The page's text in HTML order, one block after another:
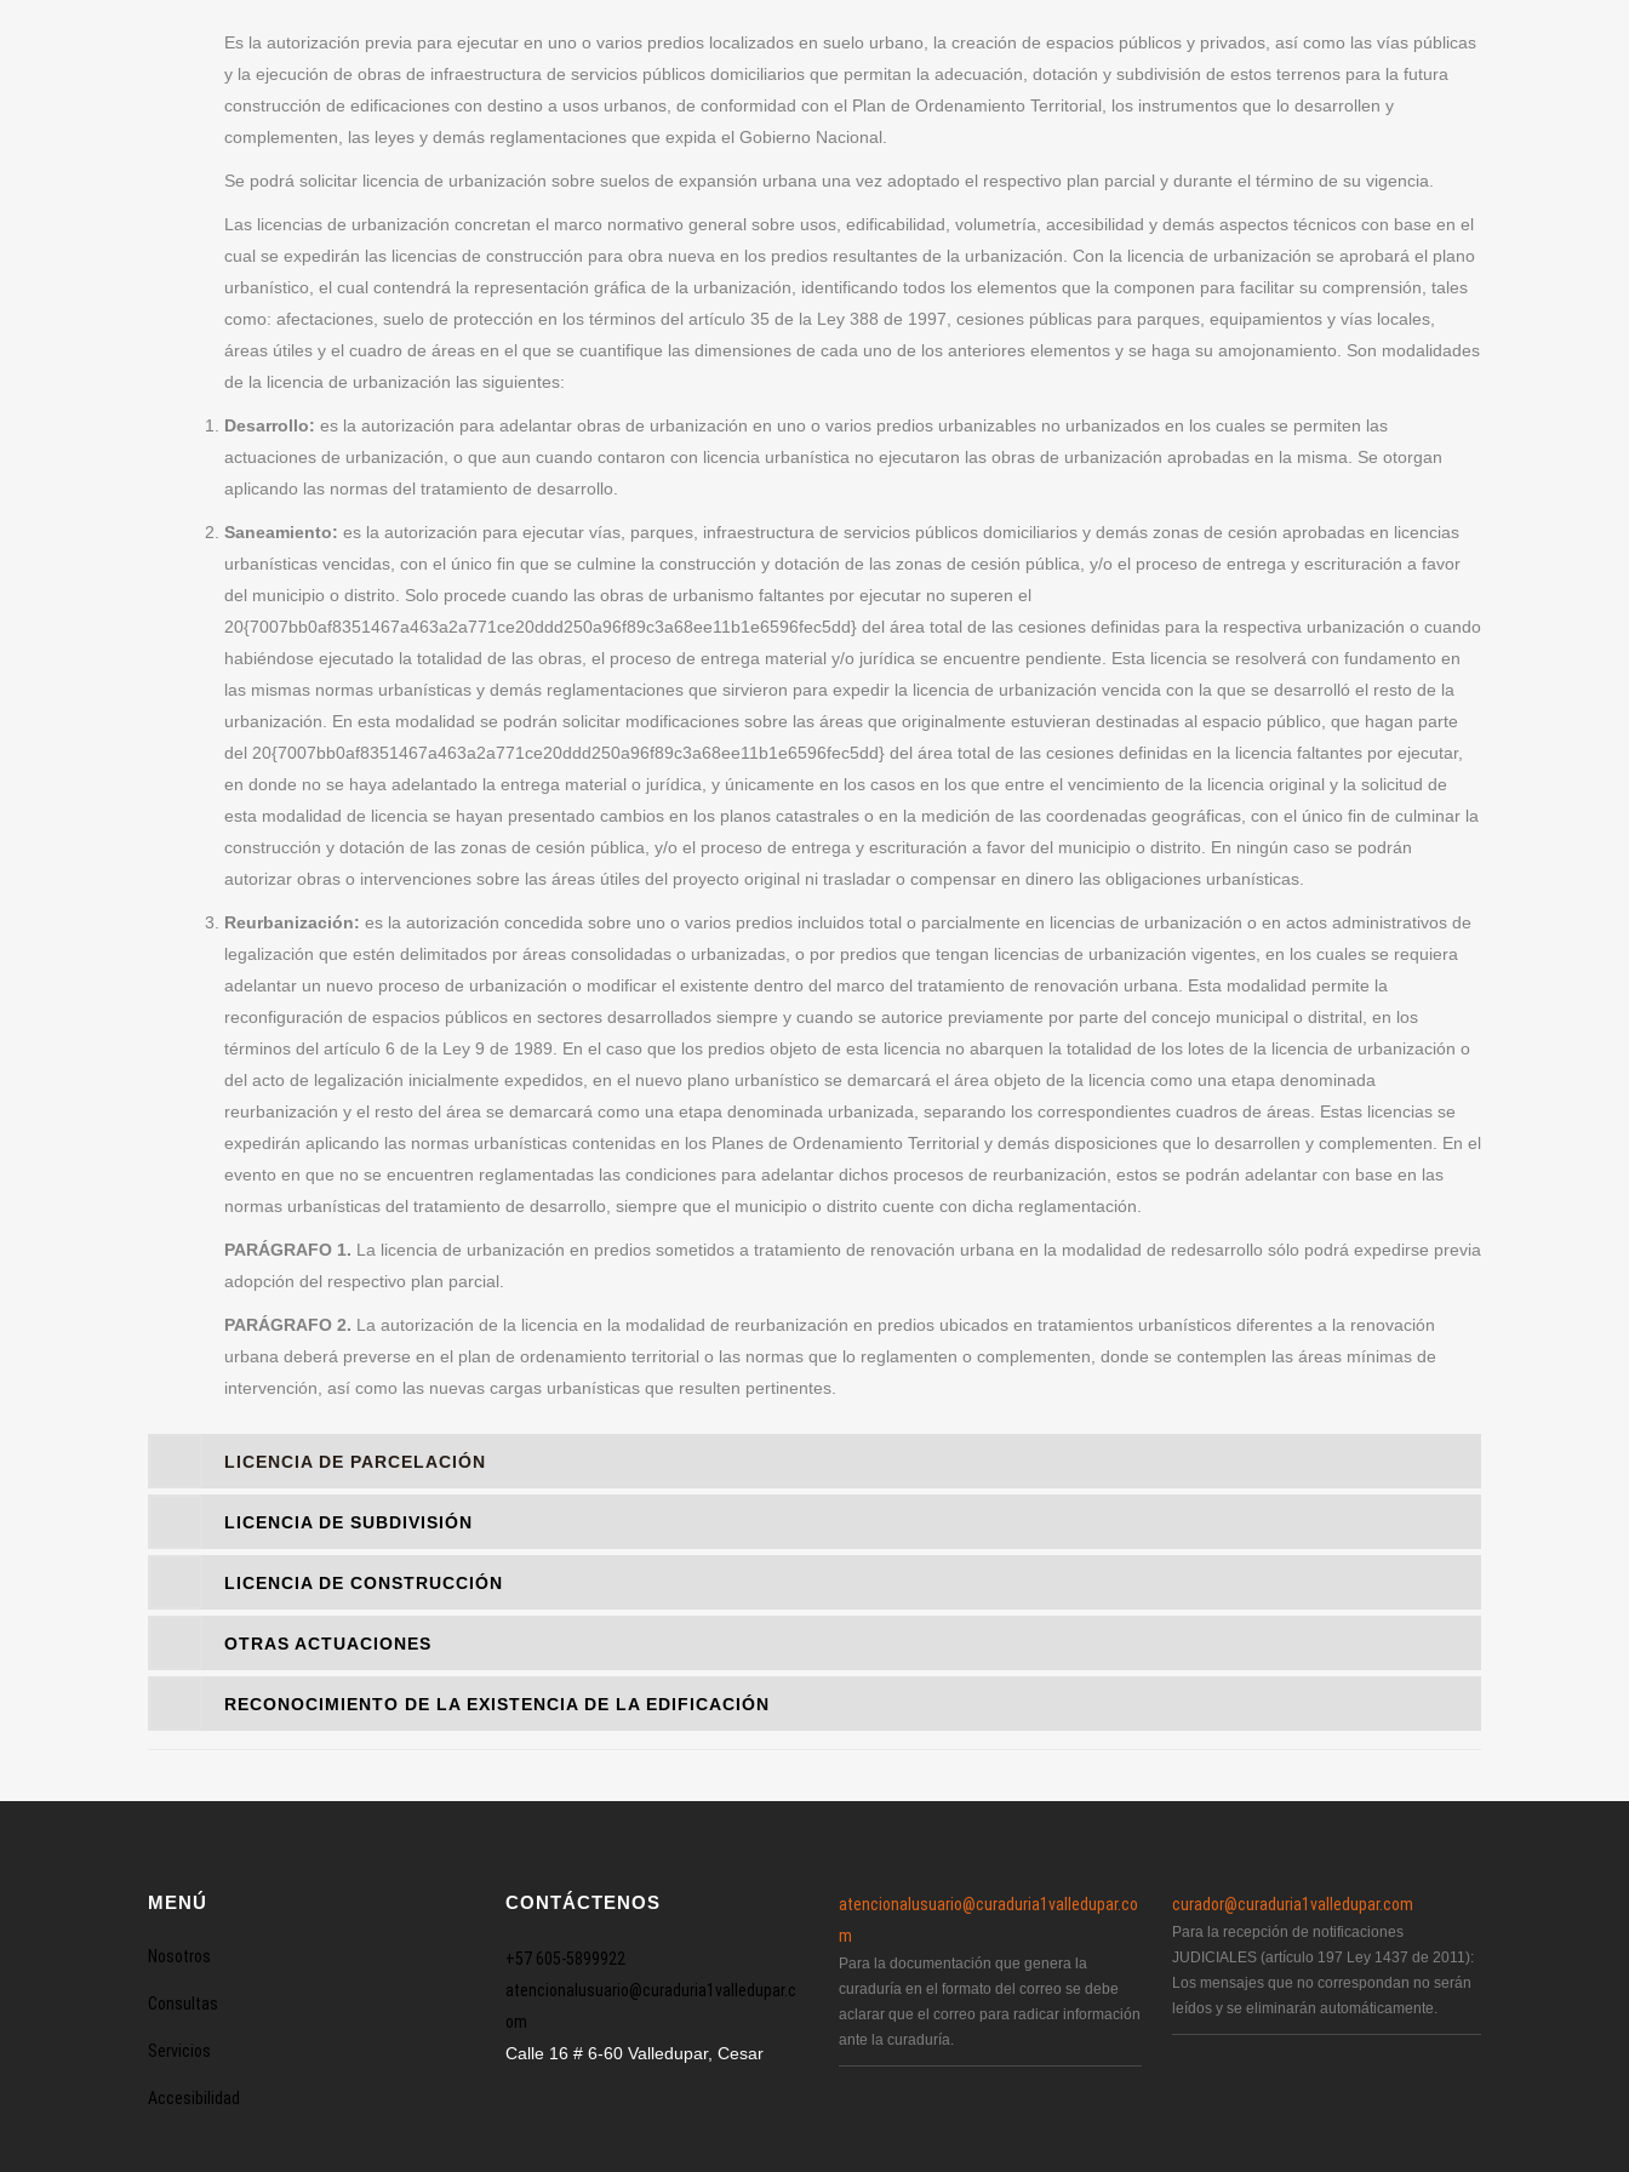
Es la autorización previa para ejecutar en uno o varios predios localizados en suelo urbano, la creación de espacios públicos y privados, así como las vías públicas
y la ejecución de obras de infraestructura de servicios públicos domiciliarios que permitan la adecuación, dotación y subdivisión de estos terrenos para la futura
construcción de edificaciones con destino a usos urbanos, de conformidad con el Plan de Ordenamiento Territorial, los instrumentos que lo desarrollen y
complementen, las leyes y demás reglamentaciones que expida el Gobierno Nacional.
Se podrá solicitar licencia de urbanización sobre suelos de expansión urbana una vez adoptado el respectivo plan parcial y durante el término de su vigencia.
Las licencias de urbanización concretan el marco normativo general sobre usos, edificabilidad, volumetría, accesibilidad y demás aspectos técnicos con base en el
cual se expedirán las licencias de construcción para obra nueva en los predios resultantes de la urbanización. Con la licencia de urbanización se aprobará el plano
urbanístico, el cual contendrá la representación gráfica de la urbanización, identificando todos los elementos que la componen para facilitar su comprensión, tales
como: afectaciones, suelo de protección en los términos del artículo 35 de la Ley 388 de 1997, cesiones públicas para parques, equipamientos y vías locales,
áreas útiles y el cuadro de áreas en el que se cuantifique las dimensiones de cada uno de los anteriores elementos y se haga su amojonamiento. Son modalidades
de la licencia de urbanización las siguientes:
Desarrollo: es la autorización para adelantar obras de urbanización en uno o varios predios urbanizables no urbanizados en los cuales se permiten las
actuaciones de urbanización, o que aun cuando contaron con licencia urbanística no ejecutaron las obras de urbanización aprobadas en la misma. Se otorgan
aplicando las normas del tratamiento de desarrollo.
Saneamiento: es la autorización para ejecutar vías, parques, infraestructura de servicios públicos domiciliarios y demás zonas de cesión aprobadas en licencias
urbanísticas vencidas, con el único fin que se culmine la construcción y dotación de las zonas de cesión pública, y/o el proceso de entrega y escrituración a favor
del municipio o distrito. Solo procede cuando las obras de urbanismo faltantes por ejecutar no superen el
20{7007bb0af8351467a463a2a771ce20ddd250a96f89c3a68ee11b1e6596fec5dd} del área total de las cesiones definidas para la respectiva urbanización o cuando
habiéndose ejecutado la totalidad de las obras, el proceso de entrega material y/o jurídica se encuentre pendiente. Esta licencia se resolverá con fundamento en
las mismas normas urbanísticas y demás reglamentaciones que sirvieron para expedir la licencia de urbanización vencida con la que se desarrolló el resto de la
urbanización. En esta modalidad se podrán solicitar modificaciones sobre las áreas que originalmente estuvieran destinadas al espacio público, que hagan parte
del 20{7007bb0af8351467a463a2a771ce20ddd250a96f89c3a68ee11b1e6596fec5dd} del área total de las cesiones definidas en la licencia faltantes por ejecutar,
en donde no se haya adelantado la entrega material o jurídica, y únicamente en los casos en los que entre el vencimiento de la licencia original y la solicitud de
esta modalidad de licencia se hayan presentado cambios en los planos catastrales o en la medición de las coordenadas geográficas, con el único fin de culminar la
construcción y dotación de las zonas de cesión pública, y/o el proceso de entrega y escrituración a favor del municipio o distrito. En ningún caso se podrán
autorizar obras o intervenciones sobre las áreas útiles del proyecto original ni trasladar o compensar en dinero las obligaciones urbanísticas.
Reurbanización: es la autorización concedida sobre uno o varios predios incluidos total o parcialmente en licencias de urbanización o en actos administrativos de
legalización que estén delimitados por áreas consolidadas o urbanizadas, o por predios que tengan licencias de urbanización vigentes, en los cuales se requiera
adelantar un nuevo proceso de urbanización o modificar el existente dentro del marco del tratamiento de renovación urbana. Esta modalidad permite la
reconfiguración de espacios públicos en sectores desarrollados siempre y cuando se autorice previamente por parte del concejo municipal o distrital, en los
términos del artículo 6 de la Ley 9 de 1989. En el caso que los predios objeto de esta licencia no abarquen la totalidad de los lotes de la licencia de urbanización o
del acto de legalización inicialmente expedidos, en el nuevo plano urbanístico se demarcará el área objeto de la licencia como una etapa denominada
reurbanización y el resto del área se demarcará como una etapa denominada urbanizada, separando los correspondientes cuadros de áreas. Estas licencias se
expedirán aplicando las normas urbanísticas contenidas en los Planes de Ordenamiento Territorial y demás disposiciones que lo desarrollen y complementen. En el
evento en que no se encuentren reglamentadas las condiciones para adelantar dichos procesos de reurbanización, estos se podrán adelantar con base en las
normas urbanísticas del tratamiento de desarrollo, siempre que el municipio o distrito cuente con dicha reglamentación.
PARÁGRAFO 1. La licencia de urbanización en predios sometidos a tratamiento de renovación urbana en la modalidad de redesarrollo sólo podrá expedirse previa
adopción del respectivo plan parcial.
PARÁGRAFO 2. La autorización de la licencia en la modalidad de reurbanización en predios ubicados en tratamientos urbanísticos diferentes a la renovación
urbana deberá preverse en el plan de ordenamiento territorial o las normas que lo reglamenten o complementen, donde se contemplen las áreas mínimas de
intervención, así como las nuevas cargas urbanísticas que resulten pertinentes.
LICENCIA DE PARCELACIÓN
LICENCIA DE SUBDIVISIÓN
LICENCIA DE CONSTRUCCIÓN
OTRAS ACTUACIONES
RECONOCIMIENTO DE LA EXISTENCIA DE LA EDIFICACIÓN
MENÚ
Nosotros
Consultas
Servicios
Accesibilidad
CONTÁCTENOS
+57 605-5899922
atencionalusuario@curaduria1valledupar.c
om
Calle 16 # 6-60 Valledupar, Cesar
atencionalusuario@curaduria1valledupar.co
m
Para la documentación que genera la
curaduría en el formato del correo se debe
aclarar que el correo para radicar información
ante la curaduría.
curador@curaduria1valledupar.com
Para la recepción de notificaciones
JUDICIALES (artículo 197 Ley 1437 de 2011):
Los mensajes que no correspondan no serán
leídos y se eliminarán automáticamente.